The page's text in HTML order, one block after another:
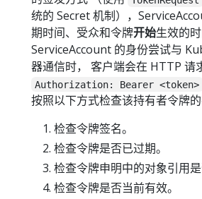
统的 Secret 机制），
期时间、受众和令牌开始生效的
ServiceAccount 的身份尝试与
器通信时， 客户端会在 HTTP 请
Authorization: Bearer <token>
按照以下方式检查该持有者令牌的
检查令牌签名。
检查令牌是否已过期。
检查令牌申明中的对象引用是
检查令牌是否当前有效。